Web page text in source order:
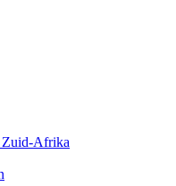
Zuid-Afrika